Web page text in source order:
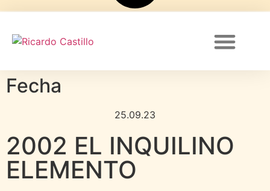
Fecha
25.09.23
2002 EL INQUILINO
ELEMENTO